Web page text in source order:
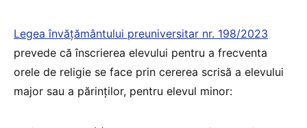
Legea învățământului preuniversitar nr. 198/2023
prevede că înscrierea elevului pentru a frecventa
orele de religie se face prin cererea scrisă a elevului
major sau a părinților, pentru elevul minor: